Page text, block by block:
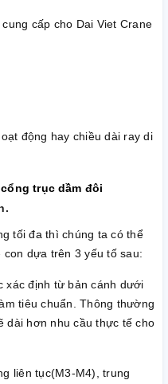
cấp cho Dai Viet Crane
động hay chiều dài ray di
cổng trục dầm đôi
tối đa thì chúng ta có thể
dựa trên 3 yếu tố sau:
định từ bản cánh dưới
tiêu chuẩn. Thông thường
dài hơn nhu cầu thực tế cho
liên tục(M3-M4), trung